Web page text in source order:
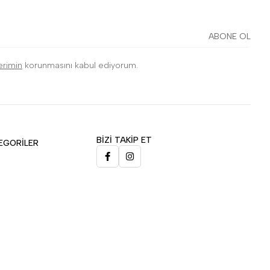
ABONE OL
korunmasını kabul ediyorum.
BİZİ TAKİP ET